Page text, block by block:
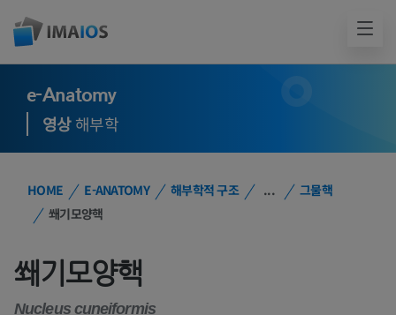
e-Anatomy
영상해부학
HOME E-ANATOMY 해부학적 구조 ...
그물핵
쐐기모양핵
쐐기모양핵
Nucleus cuneiformis